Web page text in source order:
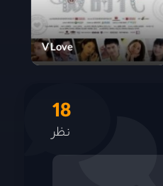
Just an Encore
18
نظر